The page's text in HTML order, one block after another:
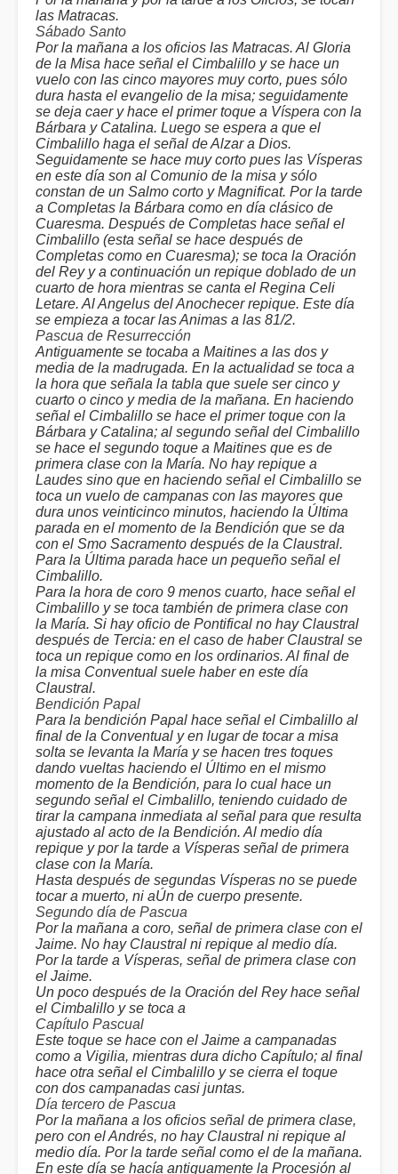
las Matracas.
Sábado Santo
Por la mañana a los oficios las Matracas. Al Gloria
de la Misa hace señal el Cimbalillo y se hace un
vuelo con las cinco mayores muy corto, pues sólo
dura hasta el evangelio de la misa; seguidamente
se deja caer y hace el primer toque a Víspera con la
Bárbara y Catalina. Luego se espera a que el
Cimbalillo haga el señal de Alzar a Dios.
Seguidamente se hace muy corto pues las Vísperas
en este día son al Comunio de la misa y sólo
constan de un Salmo corto y Magnificat. Por la tarde
a Completas la Bárbara como en día clásico de
Cuaresma. Después de Completas hace señal el
Cimbalillo (esta señal se hace después de
Completas como en Cuaresma); se toca la Oración
del Rey y a continuación un repique doblado de un
cuarto de hora mientras se canta el Regina Celi
Letare. Al Angelus del Anochecer repique. Este día
se empieza a tocar las Animas a las 81/2.
Pascua de Resurrección
Antiguamente se tocaba a Maitines a las dos y
media de la madrugada. En la actualidad se toca a
la hora que señala la tabla que suele ser cinco y
cuarto o cinco y media de la mañana. En haciendo
señal el Cimbalillo se hace el primer toque con la
Bárbara y Catalina; al segundo señal del Cimbalillo
se hace el segundo toque a Maitines que es de
primera clase con la María. No hay repique a
Laudes sino que en haciendo señal el Cimbalillo se
toca un vuelo de campanas con las mayores que
dura unos veinticinco minutos, haciendo la Última
parada en el momento de la Bendición que se da
con el Smo Sacramento después de la Claustral.
Para la Última parada hace un pequeño señal el
Cimbalillo.
Para la hora de coro 9 menos cuarto, hace señal el
Cimbalillo y se toca también de primera clase con
la María. Si hay oficio de Pontifical no hay Claustral
después de Tercia: en el caso de haber Claustral se
toca un repique como en los ordinarios. Al final de
la misa Conventual suele haber en este día
Claustral.
Bendición Papal
Para la bendición Papal hace señal el Cimbalillo al
final de la Conventual y en lugar de tocar a misa
solta se levanta la María y se hacen tres toques
dando vueltas haciendo el Último en el mismo
momento de la Bendición, para lo cual hace un
segundo señal el Cimbalillo, teniendo cuidado de
tirar la campana inmediata al señal para que resulta
ajustado al acto de la Bendición. Al medio día
repique y por la tarde a Vísperas señal de primera
clase con la María.
Hasta después de segundas Vísperas no se puede
tocar a muerto, ni aÚn de cuerpo presente.
Segundo día de Pascua
Por la mañana a coro, señal de primera clase con el
Jaime. No hay Claustral ni repique al medio día.
Por la tarde a Vísperas, señal de primera clase con
el Jaime.
Un poco después de la Oración del Rey hace señal
el Cimbalillo y se toca a
Capítulo Pascual
Este toque se hace con el Jaime a campanadas
como a Vigilia, mientras dura dicho Capítulo; al final
hace otra señal el Cimbalillo y se cierra el toque
con dos campanadas casi juntas.
Día tercero de Pascua
Por la mañana a los oficios señal de primera clase,
pero con el Andrés, no hay Claustral ni repique al
medio día. Por la tarde señal como el de la mañana.
En este día se hacía antiguamente la Procesión al